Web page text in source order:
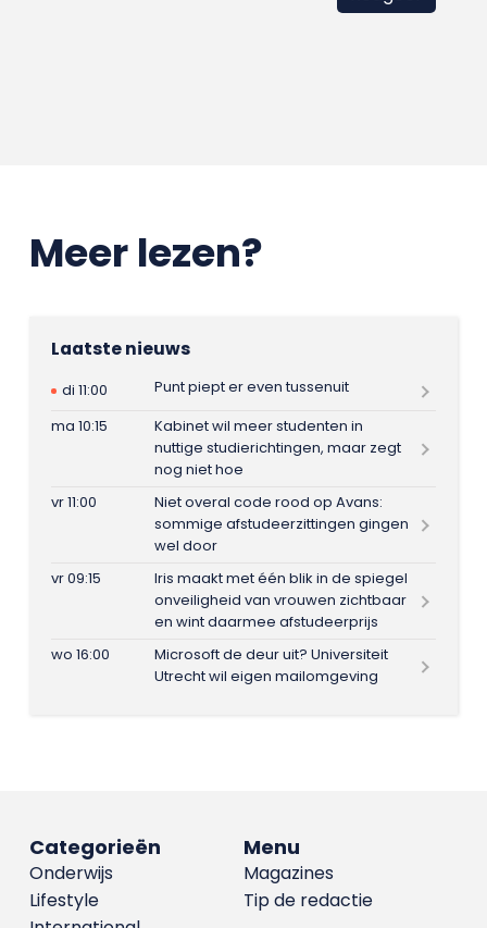
Meer lezen?
Laatste nieuws
di 11:00
Punt piept er even tussenuit
ma 10:15
Kabinet wil meer studenten in
nuttige studierichtingen, maar zegt
nog niet hoe
vr 11:00
Niet overal code rood op Avans:
sommige afstudeerzittingen gingen
wel door
vr 09:15
Iris maakt met één blik in de spiegel
onveiligheid van vrouwen zichtbaar
en wint daarmee afstudeerprijs
wo 16:00
Microsoft de deur uit? Universiteit
Utrecht wil eigen mailomgeving
Menu
Magazines
Tip de redactie
Categorieën
Onderwijs
Lifestyle